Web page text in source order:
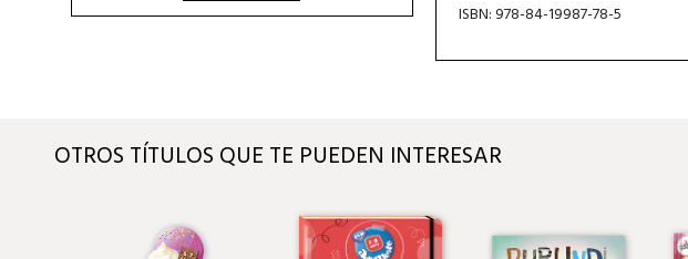
ISBN: 978-84-19987-78-5
OTROS TÍTULOS QUE TE PUEDEN INTERESAR